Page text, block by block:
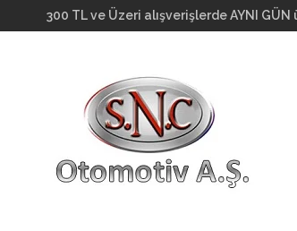
300 TL ve Üzeri alışverişlerde AYNI